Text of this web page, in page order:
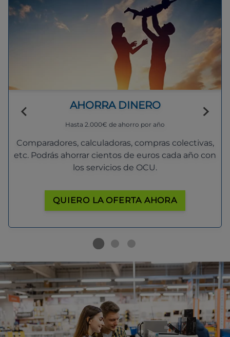
AHORRA DINERO
Hasta 2.000€ de ahorro por año
Comparadores, calculadoras, compras colectivas,
etc. Podrás ahorrar cientos de euros cada año con
los servicios de OCU.
QUIERO LA OFERTA AHORA